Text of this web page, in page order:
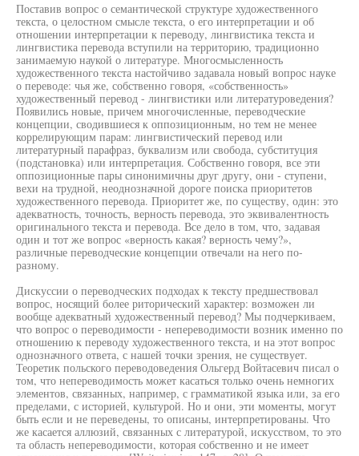
Поставив вопрос о семантической структуре художественного
текста, о целостном смысле текста, о его интерпретации и об
отношении интерпретации к переводу, лингвистика текста и
лингвистика перевода вступили на территорию, традиционно
занимаемую наукой о литературе. Многосмысленность
художественного текста настойчиво задавала новый вопрос науке
о переводе: чья же, собственно говоря, «собственность»
художественный перевод - лингвистики или литературоведения?
Появились новые, причем многочисленные, переводческие
концепции, сводившиеся к оппозиционным, но тем не менее
коррелирующим парам: лингвистический перевод или
литературный парафраз, буквализм или свобода, субституция
(подстановка) или интерпретация. Собственно говоря, все эти
оппозиционные пары синонимичны друг другу, они - ступени,
вехи на трудной, неоднозначной дороге поиска приоритетов
художественного перевода. Приоритет же, по существу, один: это
адекватность, точность, верность перевода, это эквивалентность
оригинального текста и перевода. Все дело в том, что, задавая
один и тот же вопрос «верность какая? верность чему?»,
различные переводческие концепции отвечали на него по-
разному.
Дискуссии о переводческих подходах к тексту предшествовал
вопрос, носящий более риторический характер: возможен ли
вообще адекватный художественный перевод? Мы подчеркиваем,
что вопрос о переводимости - непереводимости возник именно по
отношению к переводу художественного текста, и на этот вопрос
однозначного ответа, с нашей точки зрения, не существует.
Теоретик польского переводоведения Ольгерд Войтасевич писал о
том, что непереводимость может касаться только очень немногих
элементов, связанных, например, с грамматикой языка или, за его
пределами, с историей, культурой. Но и они, эти моменты, могут
быть если и не переведены, то описаны, интерпретированы. Что
же касается аллюзий, связанных с литературой, искусством, то это
та область непереводимости, которая собственно и не имеет